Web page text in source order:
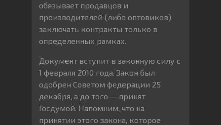
обязывает продавцов и
производителей (либо оптовиков)
заключать контракты только в
определенных рамках.
Документ вступит в законную силу с
1 февраля 2010 года. Закон был
одобрен Советом федерации 25
декабря, а до того — принят
Госдумой. Напомним, что на
принятии этого закона, которое